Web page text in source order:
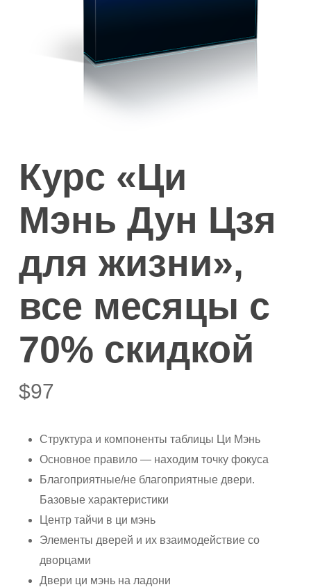
Курс «Ци
Мэнь Дун Цзя
для жизни»,
все месяцы с
70% скидкой
$97
Структура и компоненты таблицы Ци Мэнь
Основное правило — находим точку фокуса
Благоприятные/не благоприятные двери.
Базовые характеристики
Центр тайчи в ци мэнь
Элементы дверей и их взаимодействие со
дворцами
Двери ци мэнь на ладони